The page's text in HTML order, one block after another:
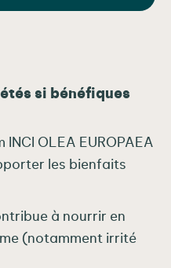
si bénéfiques
INCI OLEA EUROPAEA
les bienfaits
à nourrir en
(notamment irrité